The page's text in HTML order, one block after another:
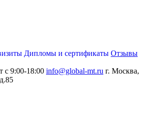
Дипломы и сертификаты Отзывы
с 9:00-18:00 info@global-mt.ru г. Москва,